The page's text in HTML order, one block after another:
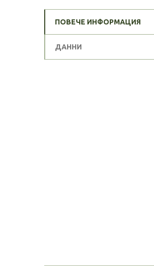
ПОВЕЧЕ ИНФОРМАЦИЯ
ДАННИ